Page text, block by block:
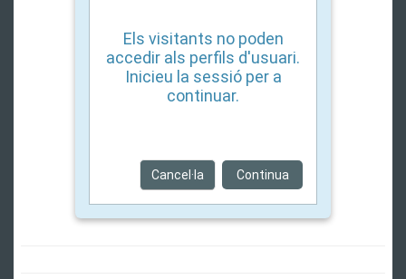
Els visitants no poden
accedir als perfils d'usuari.
Inicieu la sessió per a
continuar.
Cancel·la Continua